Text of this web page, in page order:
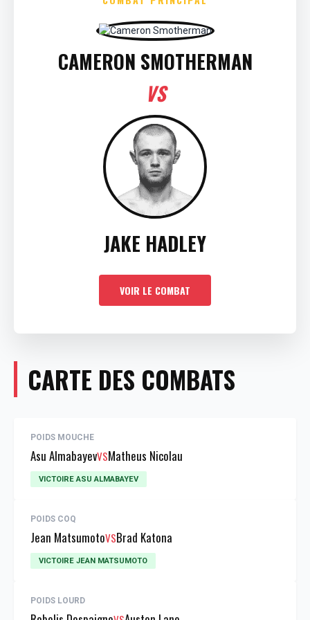
CAMERON SMOTHERMAN
VS
JAKE HADLEY
VOIR LE COMBAT
CARTE DES COMBATS
POIDS MOUCHE
Asu AlmabayevVSMatheus Nicolau
VICTOIRE ASU ALMABAYEV
POIDS COQ
Jean MatsumotoVSBrad Katona
VICTOIRE JEAN MATSUMOTO
POIDS LOURD